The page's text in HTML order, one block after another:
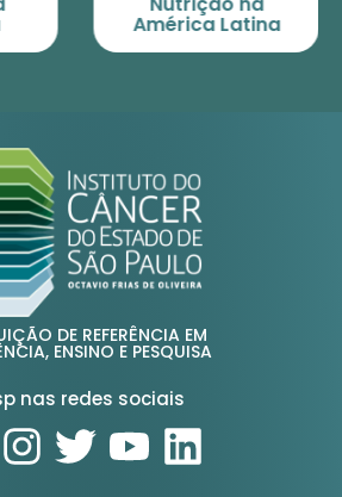
América Latina
DE REFERÊNCIA EM
ENSINO E PESQUISA
nas redes sociais